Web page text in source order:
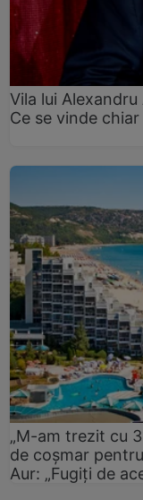
Vila lui
Ce se vinde
„M-am trezit cu
de coșmar
Aur: „Fugiți de